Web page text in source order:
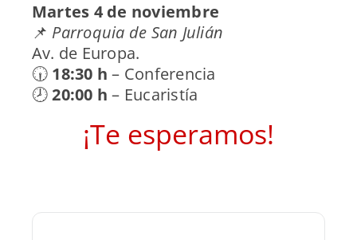
Martes 4 de noviembre
📌 Parroquia de San Julián
Av. de Europa.
🕡 18:30 h – Conferencia
🕗20:00 h – Eucaristía
¡Te esperamos!